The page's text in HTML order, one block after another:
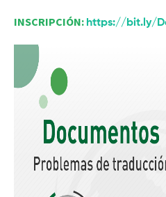
INSCRIPCIÓN: https://bit.ly/